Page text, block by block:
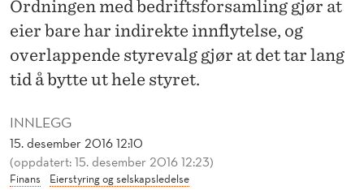
G
N
E
B
E
S
INNLEGG
15. desember 2016 12:10
(oppdatert: 15. desember 2016 12:23)
Finans Eierstyring og selskapsledelse
Ordningen med bedriftsforsamling gjør at
eier bare har indirekte innflytelse, og
overlappende styrevalg gjør at det tar lang
tid å bytte ut hele styret.